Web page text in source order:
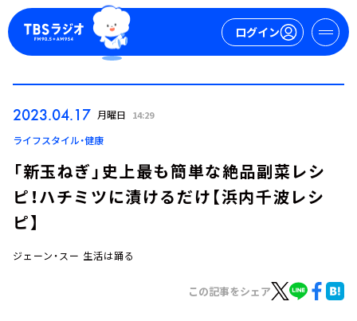
ログイン
ログイン
2023.04.17 月曜日 14:29
ライフスタイル・健康
「新玉ねぎ」史上最も簡単な絶品副菜レシ
ピ！ハチミツに漬けるだけ【浜内千波レシ
ピ】
ジェーン・スー 生活は踊る
この記事をシェア